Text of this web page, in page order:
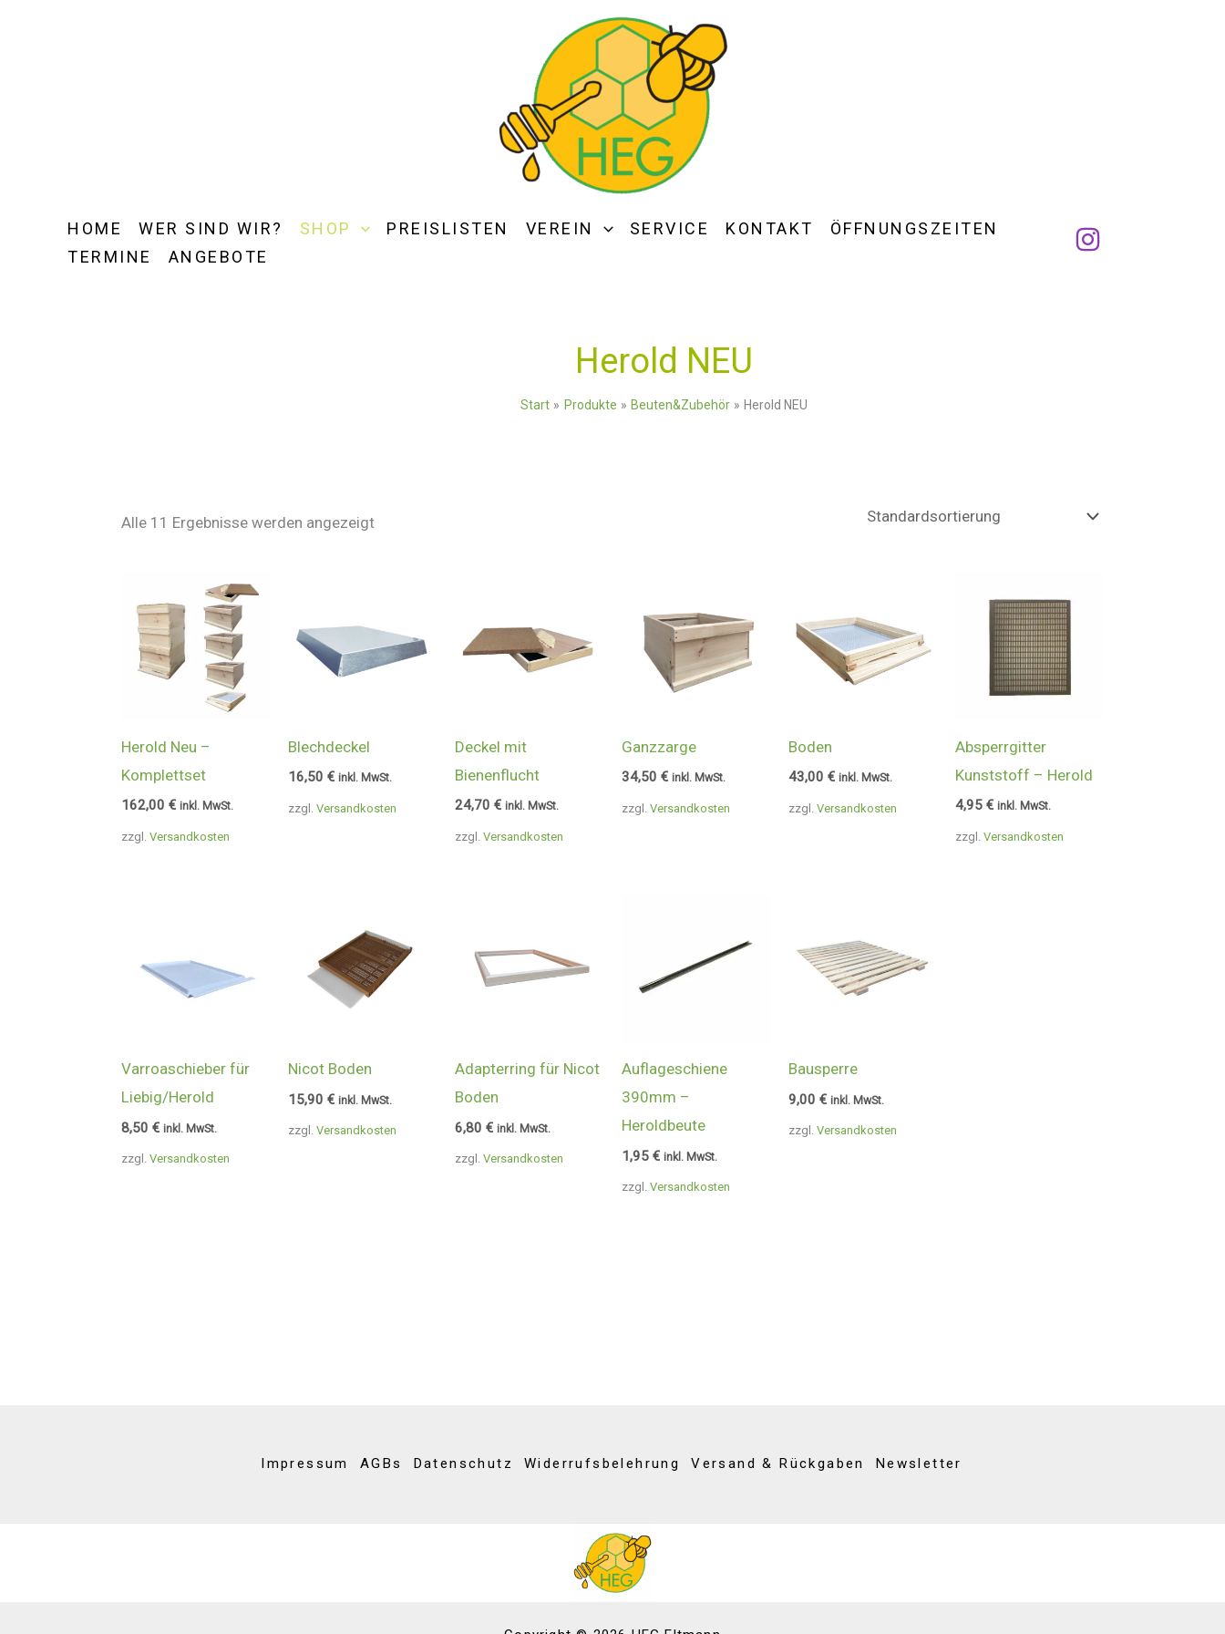
HOME WER SIND WIR? SHOP PREISLISTEN VEREIN SERVICE KONTAKT
ÖFFNUNGSZEITEN
TERMINE
ANGEBOTE
Herold NEU
Start Produkte Beuten&Zubehör Herold NEU
Alle 11 Ergebnisse werden angezeigt
zzgl.Versandkosten
Herold Neu –
Komplettset
162,00€ inkl. MwSt. zzgl.Versandkosten
Blechdeckel
16,50€ inkl. MwSt.
zzgl.Versandkosten
Deckel mit
Bienenflucht
24,70€ inkl. MwSt. zzgl. Versandkosten
Ganzzarge
34,50 € inkl. MwSt.
zzgl. Versandkosten
Boden
43,00 € inkl. MwSt.
zzgl. Versandkosten
Absperrgitter
Kunststoff – Herold
4,95 € inkl. MwSt.
zzgl.Versandkosten
Varroaschieber für
Liebig/Herold
8,50€ inkl. MwSt. zzgl.Versandkosten
Nicot Boden
15,90€ inkl. MwSt.
zzgl.Versandkosten
Adapterring für Nicot
Boden
6,80€ inkl. MwSt.
zzgl. Versandkosten
Auflageschiene
390mm –
Heroldbeute
1,95 € inkl. MwSt.
zzgl. Versandkosten
Bausperre
9,00 € inkl. MwSt.
Impressum AGBs Datenschutz Widerrufsbelehrung Versand & Rückgaben Newsletter